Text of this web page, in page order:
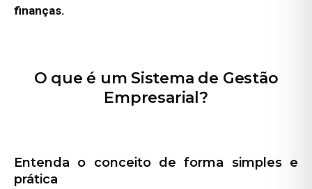
finanças.
O que é um Sistema de Gestão
Empresarial?
Entenda o conceito de forma simples e
prática